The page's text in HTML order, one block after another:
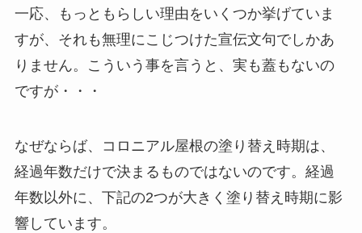
一応、もっともらしい理由をいくつか挙げていま
すが、それも無理にこじつけた宣伝文句でしかあ
りません。こういう事を言うと、実も蓋もないの
ですが・・・
なぜならば、コロニアル屋根の塗り替え時期は、
経過年数だけで決まるものではないのです。経過
年数以外に、下記の2つが大きく塗り替え時期に影
響しています。